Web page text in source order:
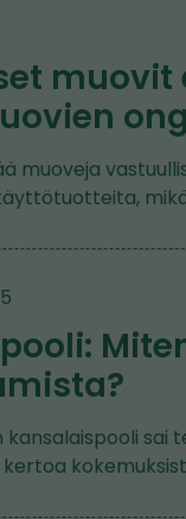
muoveja
kansalaispooli